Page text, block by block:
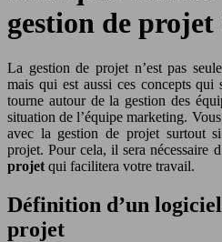
gestion de projet
La gestion de projet n’est pas
mais qui est aussi ces concepts
tourne autour de la gestion des
situation de l’équipe marketing.
avec la gestion de projet surtout
projet. Pour cela, il sera nécessaire
projet qui facilitera votre travail.
Définition d’un
projet